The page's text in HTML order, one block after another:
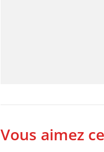
Vous aimez